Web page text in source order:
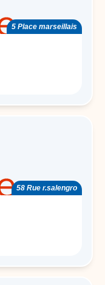
5 Place marseillais
58 Rue r.salengro